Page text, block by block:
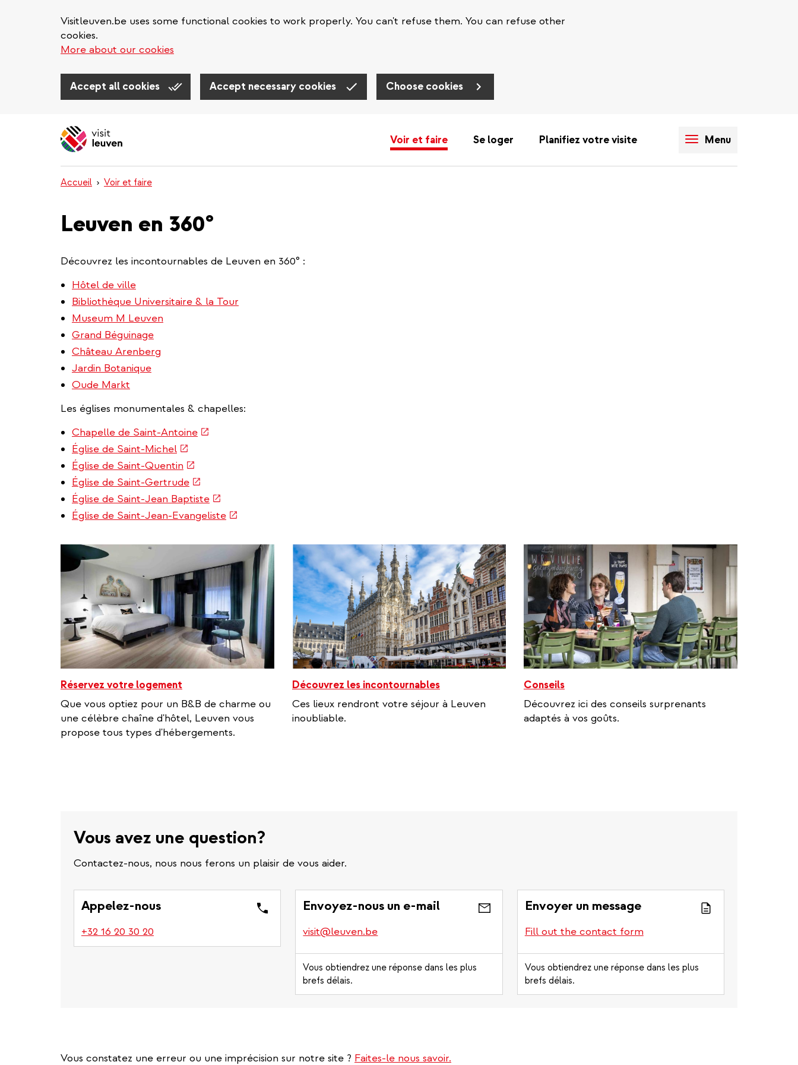
Visitleuven.be uses some functional cookies to work properly. You can't refuse them. You can refuse other
cookies.
More about our cookies
Accept all cookies Accept necessary cookies Choose cookies
Voir et faire Se loger Planifiez votre visite Menu
Accueil Voir et faire
Leuven en 360°
Découvrez les incontournables de Leuven en 360° :
Hôtel de ville
Bibliothèque Universitaire & la Tour
Museum M Leuven
Grand Béguinage
Château Arenberg
Jardin Botanique
Oude Markt
Les églises monumentales & chapelles:
Chapelle de Saint-Antoine(link
Église de Saint-Michel(link
is
external)
Église de Saint-Quentin (link
is
external)
Église de Saint-Gertrude(link
is
external)
Église de Saint-Jean Baptiste(link
is
Église de Saint-Jean-Evangeliste(link
external)
Réservez votre logement
Que vous optiez pour un B&B de charme ou
une célèbre chaîne d'hôtel, Leuven vous
propose tous types d'hébergements.
Découvrez les incontournables
Ces lieux rendront votre séjour à Leuven
inoubliable.
Conseils
Découvrez ici des conseils surprenants
adaptés à vos goûts.
Vous avez une question?
Contactez-nous, nous nous ferons un plaisir de vous aider.
Appelez-nous
+32 16 20 30 20
is
Envoyez-nous un e-mail
visit@leuven.be
Vous obtiendrez une réponse dans les plus
brefs délais.
Envoyer un message
Fill out the contact form
Vous obtiendrez une réponse dans les plus
brefs délais.
Vous constatez une erreur ou une imprécision sur notre site ? Faites-le nous savoir.